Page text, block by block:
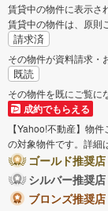
賃貸中の物件に表示さ
賃貸中の物件は、原則
請求済
その物件が資料請求・
既読
その物件を既にご覧に
成約でもらえる
【Yahoo!不動産】物
の対象物件です。詳細
ゴールド推奨店
シルバー推奨店
ブロンズ推奨店